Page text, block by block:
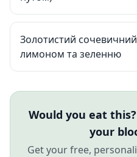
Золотистий
лимоном та зеленню
Would you eat
your
Get your free,